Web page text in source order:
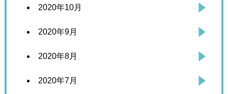
2020年10月
2020年9月
2020年8月
2020年7月